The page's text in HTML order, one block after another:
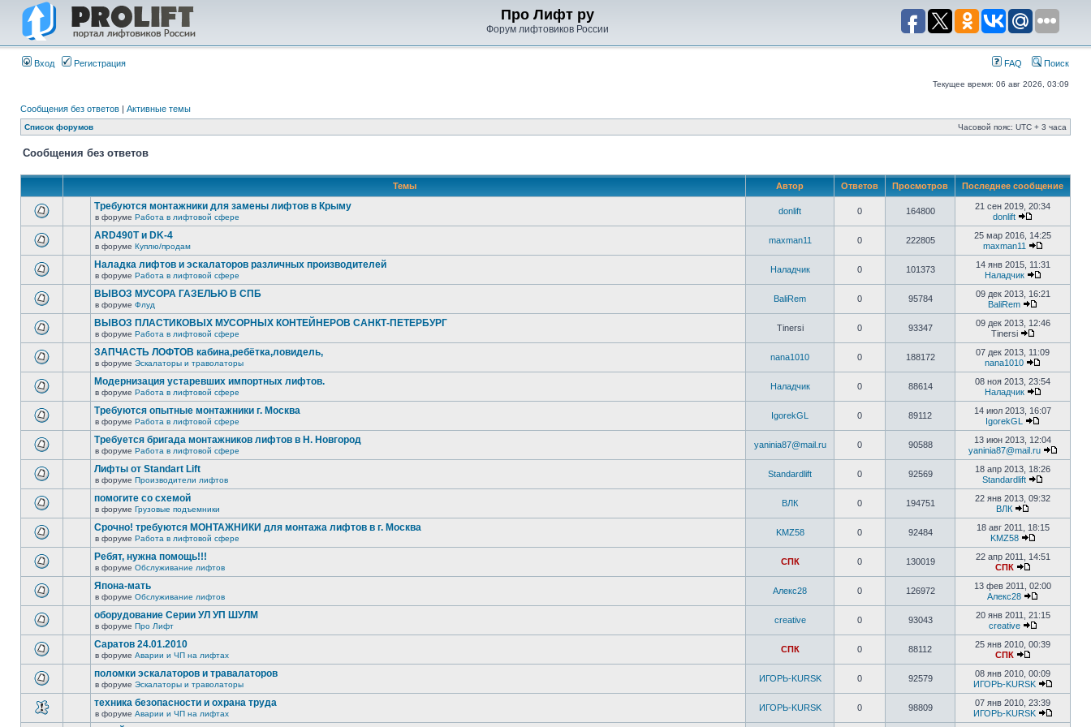
Про Лифт ру
Форум лифтовиков России
Вход Регистрация FAQ Поиск
Текущее время: 06 авг 2026, 03:09
Сообщения без ответов | Активные темы
Список форумов Часовой пояс: UTC + 3 часа
Сообщения без ответов
Темы Автор Ответов Просмотров Последнее сообщение
Требуются монтажники для замены лифтов в Крыму
в форуме Работа в лифтовой сфере
donlift 0 164800
21 сен 2019, 20:34
donlift
ARD490T и DK-4
в форуме Куплю/продам
maxman11 0 222805
25 мар 2016, 14:25
maxman11
Наладка лифтов и эскалаторов различных производителей
в форуме Работа в лифтовой сфере
Наладчик 0 101373
14 янв 2015, 11:31
Наладчик
ВЫВОЗ МУСОРА ГАЗЕЛЬЮ В СПБ
в форуме Флуд
BaliRem 0 95784
09 дек 2013, 16:21
BaliRem
ВЫВОЗ ПЛАСТИКОВЫХ МУСОРНЫХ КОНТЕЙНЕРОВ САНКТ-ПЕТЕРБУРГ
в форуме Работа в лифтовой сфере
Tinersi 0 93347
09 дек 2013, 12:46
Tinersi
ЗАПЧАСТЬ ЛОФТОВ кабина,ребётка,ловидель,
в форуме Эскалаторы и траволаторы
nana1010 0 188172
07 дек 2013, 11:09
nana1010
Модернизация устаревших импортных лифтов.
в форуме Работа в лифтовой сфере
Наладчик 0 88614
08 ноя 2013, 23:54
Наладчик
Требуются опытные монтажники г. Москва
в форуме Работа в лифтовой сфере
IgorekGL 0 89112
14 июл 2013, 16:07
IgorekGL
Требуется бригада монтажников лифтов в Н. Новгород
в форуме Работа в лифтовой сфере
yaninia87@mail.ru 0 90588
13 июн 2013, 12:04
yaninia87@mail.ru
Лифты от Standart Lift
в форуме Производители лифтов
Standardlift 0 92569
18 апр 2013, 18:26
Standardlift
помогите со схемой
в форуме Грузовые подъемники
ВЛК 0 194751
22 янв 2013, 09:32
ВЛК
Срочно! требуются МОНТАЖНИКИ для монтажа лифтов в г. Москва
в форуме Работа в лифтовой сфере
KMZ58 0 92484
18 авг 2011, 18:15
KMZ58
Ребят, нужна помощь!!!
в форуме Обслуживание лифтов
СПК 0 130019
22 апр 2011, 14:51
СПК
Япона-мать
в форуме Обслуживание лифтов
Алекс28 0 126972
13 фев 2011, 02:00
Алекс28
оборудование Серии УЛ УП ШУЛМ
в форуме Про Лифт
creative 0 93043
20 янв 2011, 21:15
creative
Саратов 24.01.2010
в форуме Аварии и ЧП на лифтах
СПК 0 88112
25 янв 2010, 00:39
СПК
поломки эскалаторов и травалаторов
в форуме Эскалаторы и траволаторы
ИГОРЬ-KURSK 0 92579
08 янв 2010, 00:09
ИГОРЬ-KURSK
техника безопасности и охрана труда
в форуме Аварии и ЧП на лифтах
ИГОРЬ-KURSK 0 98809
07 янв 2010, 23:39
ИГОРЬ-KURSK